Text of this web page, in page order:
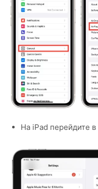
На iPad перейдите в